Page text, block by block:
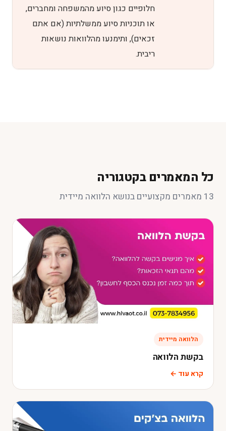
חלופיים כגון סיוע מהמשפחה ומחברים,
או תוכניות סיוע ממשלתיות (אם אתם
זכאים), ותימנעו מהלוואות נושאות
ריבית.
כל המאמרים בקטגוריה
13 מאמרים מקצועיים בנושא הלוואה מיידית
הלוואה מיידית
בקשת הלוואה
קרא עוד ←